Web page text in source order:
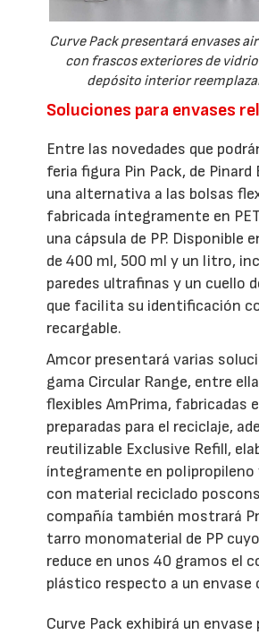
Curve Pack presentará envases
con frascos exteriores de
depósito interior
Soluciones para envases
Entre las novedades que
feria figura Pin Pack, de Pinard
una alternativa a las bolsas
fabricada íntegramente en
una cápsula de PP. Disponible
de 400 ml, 500 ml y un litro,
paredes ultrafinas y un cuello
que facilita su identificación
recargable.
Amcor presentará varias
gama Circular Range, entre
flexibles AmPrima, fabricadas
preparadas para el reciclaje,
reutilizable Exclusive Refill,
íntegramente en polipropileno
con material reciclado
compañía también mostrará
tarro monomaterial de PP
reduce en unos 40 gramos el
plástico respecto a un envase
Curve Pack exhibirá un envase